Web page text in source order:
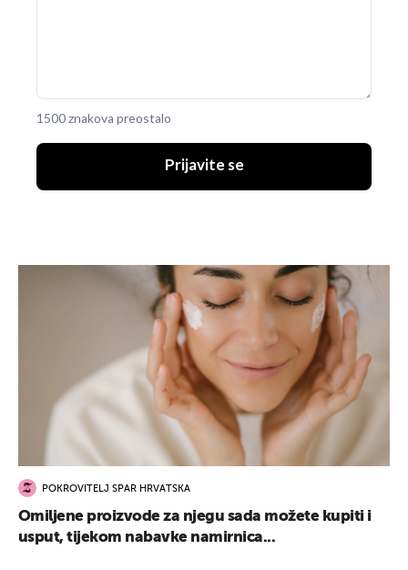
1500 znakova preostalo
Prijavite se
POKROVITELJ SPAR HRVATSKA
Omiljene proizvode za njegu sada možete kupiti i
usput, tijekom nabavke namirnica...